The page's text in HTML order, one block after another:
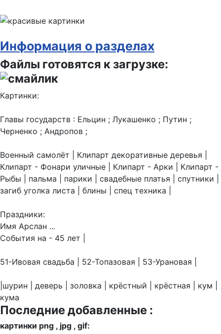
Информация о разделах
Файлы готовятся к загрузке:
Картинки:
Главы государств : Ельцин ; Лукашенко ; Путин ;
Черненко ; Андропов ;
Военный самолёт | Клипарт декоративные деревья |
Клипарт - Фонари уличные | Клипарт - Арки | Клипарт -
Рыбы | пальма | парики | свадебные платья | спутники |
загиб уголка листа | блины | спец техника |
Праздники:
Имя Арслан ...
События на - 45 лет |
51-Ивовая свадьба | 52-Топазовая | 53-Урановая |
|шурин | деверь | золовка | крёстный | крёстная | кум |
кума
Последние добавленные :
картинки png , jpg , gif: